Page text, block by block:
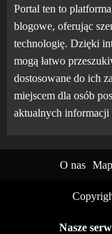
Portal ten to
blogowe, oferując
technologię. Dzięki
mogą łatwo
dostosowane do ich
miejscem dla osób
aktualnych
O nas
Nasze